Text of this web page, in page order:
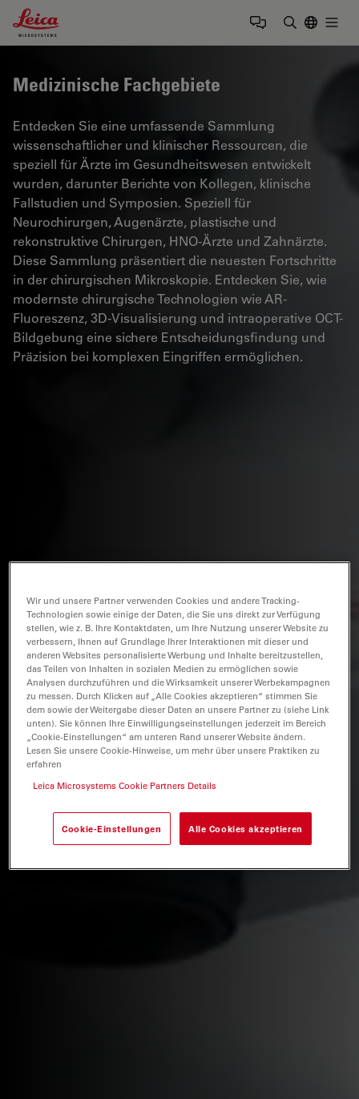
Leica Microsystems Logo
Medizinische Fachgebiete
Entdecken Sie eine umfassende Sammlung
wissenschaftlicher und klinischer Ressourcen, die
speziell für Ärzte im Gesundheitswesen entwickelt
wurden, darunter Berichte von Kollegen, klinische
Fallstudien und Symposien. Speziell für
Neurochirurgen, Augenärzte, plastische und
rekonstruktive Chirurgen, HNO-Ärzte und Zahnärzte.
Diese Sammlung präsentiert die neuesten Fortschritte
in der chirurgischen Mikroskopie. Entdecken Sie, wie
modernste chirurgische Technologien wie AR-
Fluoreszenz, 3D-Visualisierung und intraoperative OCT-
Bildgebung eine sichere Entscheidungsfindung und
Präzision bei komplexen Eingriffen ermöglichen.
Wir und unsere Partner verwenden Cookies und andere Tracking-
Technologien sowie einige der Daten, die Sie uns direkt zur Verfügung
stellen, wie z. B. Ihre Kontaktdaten, um Ihre Nutzung unserer Website zu
verbessern, Ihnen auf Grundlage Ihrer Interaktionen mit dieser und
anderen Websites personalisierte Werbung und Inhalte bereitzustellen,
das Teilen von Inhalten in sozialen Medien zu ermöglichen sowie
Analysen durchzuführen und die Wirksamkeit unserer Werbekampagnen
zu messen. Durch Klicken auf „Alle Cookies akzeptieren“ stimmen Sie
dem sowie der Weitergabe dieser Daten an unsere Partner zu (siehe Link
unten). Sie können Ihre Einwilligungseinstellungen jederzeit im Bereich
„Cookie-Einstellungen“ am unteren Rand unserer Website ändern.
Lesen Sie unsere Cookie-Hinweise, um mehr über unsere Praktiken zu
erfahren
Leica Microsystems Cookie Partners Details
Cookie-Einstellungen Alle Cookies akzeptieren